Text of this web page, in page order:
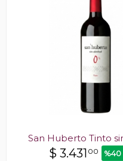
San Huberto Tinto
$ 3.431 00 %40